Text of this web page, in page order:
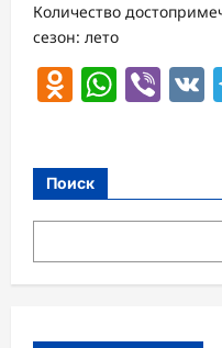
Количество
сезон: лето
Поиск